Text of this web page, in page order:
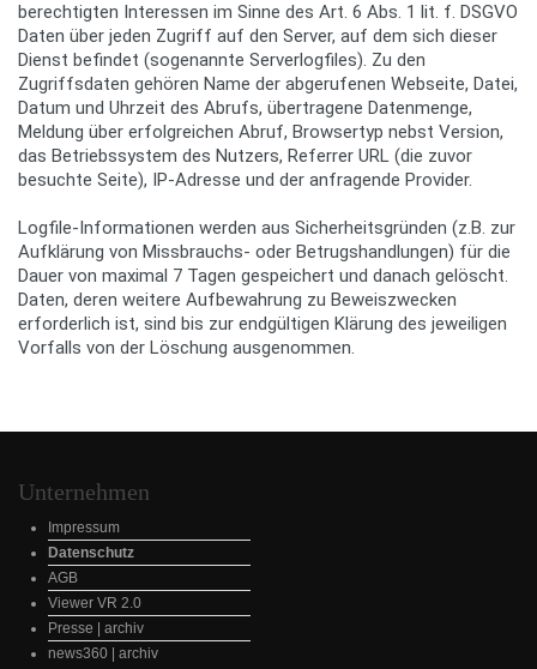
berechtigten Interessen im Sinne des Art. 6 Abs. 1 lit. f. DSGVO
Daten über jeden Zugriff auf den Server, auf dem sich dieser
Dienst befindet (sogenannte Serverlogfiles). Zu den
Zugriffsdaten gehören Name der abgerufenen Webseite, Datei,
Datum und Uhrzeit des Abrufs, übertragene Datenmenge,
Meldung über erfolgreichen Abruf, Browsertyp nebst Version,
das Betriebssystem des Nutzers, Referrer URL (die zuvor
besuchte Seite), IP-Adresse und der anfragende Provider.
Logfile-Informationen werden aus Sicherheitsgründen (z.B. zur
Aufklärung von Missbrauchs- oder Betrugshandlungen) für die
Dauer von maximal 7 Tagen gespeichert und danach gelöscht.
Daten, deren weitere Aufbewahrung zu Beweiszwecken
erforderlich ist, sind bis zur endgültigen Klärung des jeweiligen
Vorfalls von der Löschung ausgenommen.
Unternehmen
Impressum
Datenschutz
AGB
Viewer VR 2.0
Presse | archiv
news360 | archiv